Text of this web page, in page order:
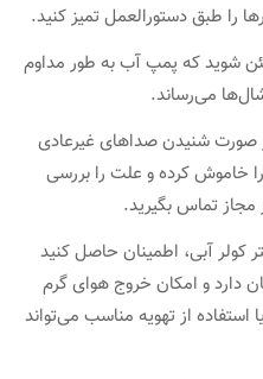
را طبق دستورالعمل تمیز کنید.
شوید که پمپ آب به طور مداوم
می‌رساند.
صورت شنیدن صداهای غیرعادی
خاموش کرده و علت را بررسی
مجاز تماس بگیرید.
کولر آبی، اطمینان حاصل کنید
دارد و امکان خروج هوای گرم
استفاده از تهویه مناسب می‌تواند